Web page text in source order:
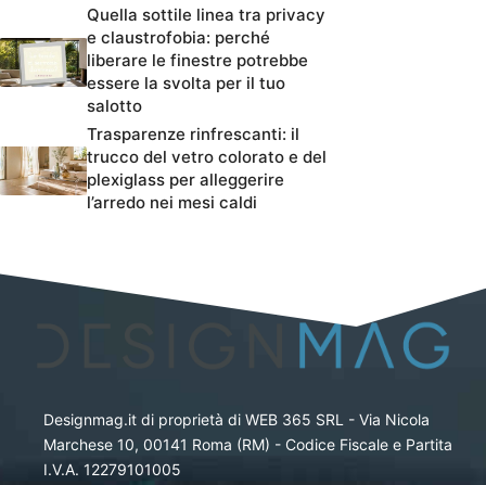
Quella sottile linea tra privacy
e claustrofobia: perché
liberare le finestre potrebbe
essere la svolta per il tuo
salotto
Trasparenze rinfrescanti: il
trucco del vetro colorato e del
plexiglass per alleggerire
l’arredo nei mesi caldi
Designmag.it di proprietà di WEB 365 SRL - Via Nicola
Marchese 10, 00141 Roma (RM) - Codice Fiscale e Partita
I.V.A. 12279101005